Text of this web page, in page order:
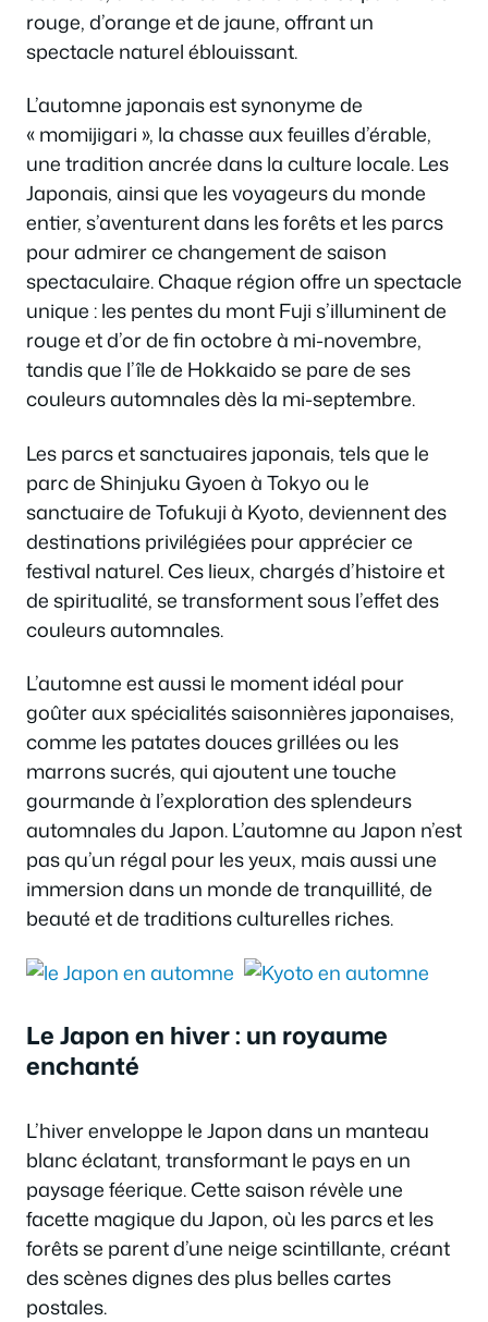
rouge, d’orange et de jaune, offrant un
spectacle naturel éblouissant.
L’automne japonais est synonyme de
« momijigari », la chasse aux feuilles d’érable,
une tradition ancrée dans la culture locale. Les
Japonais, ainsi que les voyageurs du monde
entier, s’aventurent dans les forêts et les parcs
pour admirer ce changement de saison
spectaculaire. Chaque région offre un spectacle
unique : les pentes du mont Fuji s’illuminent de
rouge et d’or de fin octobre à mi-novembre,
tandis que l’île de Hokkaido se pare de ses
couleurs automnales dès la mi-septembre.
Les parcs et sanctuaires japonais, tels que le
parc de Shinjuku Gyoen à Tokyo ou le
sanctuaire de Tofukuji à Kyoto, deviennent des
destinations privilégiées pour apprécier ce
festival naturel. Ces lieux, chargés d’histoire et
de spiritualité, se transforment sous l’effet des
couleurs automnales.
L’automne est aussi le moment idéal pour
goûter aux spécialités saisonnières japonaises,
comme les patates douces grillées ou les
marrons sucrés, qui ajoutent une touche
gourmande à l’exploration des splendeurs
automnales du Japon. L’automne au Japon n’est
pas qu’un régal pour les yeux, mais aussi une
immersion dans un monde de tranquillité, de
beauté et de traditions culturelles riches.
Le Japon en hiver : un royaume
enchanté
L’hiver enveloppe le Japon dans un manteau
blanc éclatant, transformant le pays en un
paysage féerique. Cette saison révèle une
facette magique du Japon, où les parcs et les
forêts se parent d’une neige scintillante, créant
des scènes dignes des plus belles cartes
postales.